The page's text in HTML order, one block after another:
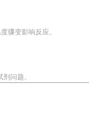
骤变影响反应。
问题。